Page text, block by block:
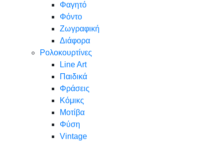
Φαγητό
Φόντο
Ζωγραφική
Διάφορα
Ρολοκουρτίνες
Line Art
Παιδικά
Φράσεις
Κόμικς
Μοτίβα
Φύση
Vintage